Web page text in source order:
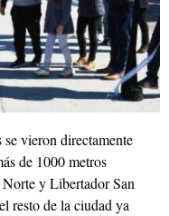
vieron directamente
de 1000 metros
y Libertador San
resto de la ciudad ya